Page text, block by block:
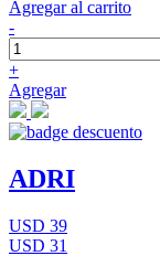
Agregar al carrito
-
+
Agregar
ADRI
USD 39
USD 31